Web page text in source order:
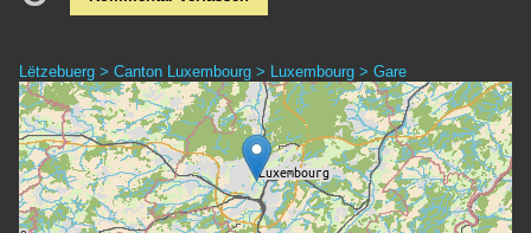
Lëtzebuerg > Canton Luxembourg > Luxembourg > Gare